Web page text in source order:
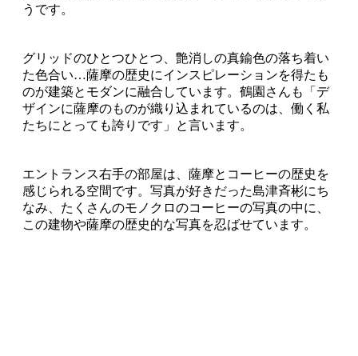
うです。
グリッドのひとつひとつ、艶消しの真鍮色の落ち着い
た色合い…薩摩の歴史にインスピレーションを得たも
のが建築とモダンに融合しています。鶴園さんも「デ
ザインに薩摩のものが織り込まれているのは、働く私
たちにとっても誇りです」と言います。
エントランス右手の部屋は、薩摩とコーヒーの歴史を
感じられる空間です。写真が好きだった島津斉彬にち
なみ、たくさんのモノクロのコーヒーの写真の中に、
この建物や薩摩の歴史的な写真を忍ばせています。